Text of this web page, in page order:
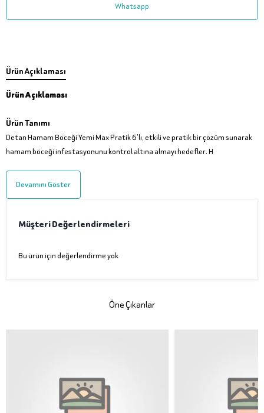
Whatsapp
Ürün Açıklaması
Ürün Açıklaması
Ürün Tanımı
Detan Hamam Böceği Yemi Max Pratik 6’lı, etkili ve pratik bir çözüm sunarak
hamam böceği infestasyonunu kontrol altına almayı hedefler. H
Devamını Göster
Müşteri Değerlendirmeleri
Bu ürün için değerlendirme yok
Öne Çıkanlar